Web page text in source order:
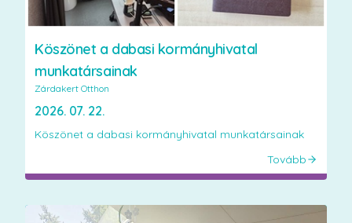
Köszönet a dabasi kormányhivatal
munkatársainak
Zárdakert Otthon
2026. 07. 22.
Köszönet a dabasi kormányhivatal munkatársainak
Tovább